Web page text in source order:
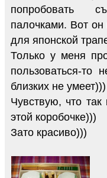
попробовать
палочками. Вот
для японской
Только у меня
пользоваться-то
близких не умеет)))
Чувствую, что
этой коробочке)))
Зато красиво)))